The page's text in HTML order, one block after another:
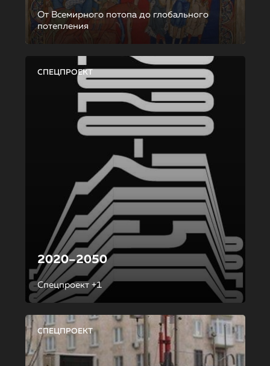
От Всемирного потопа до глобального
потепления
СПЕЦПРОЕКТ
2020–2050
Спецпроект +1
СПЕЦПРОЕКТ